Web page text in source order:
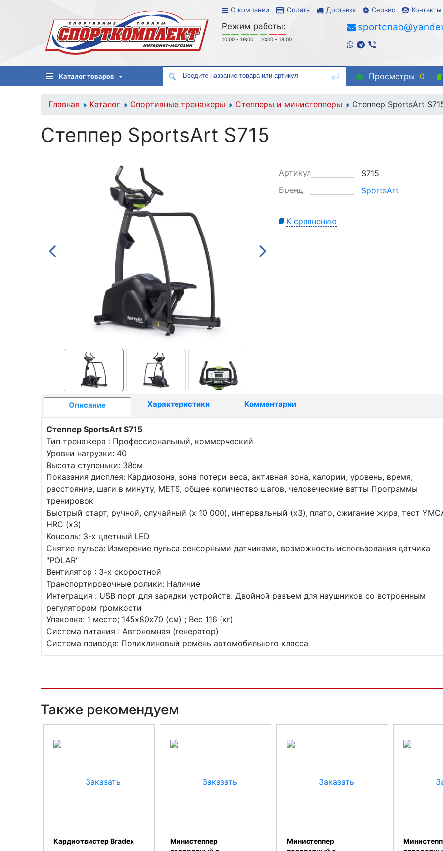
О компании Оплата Доставка Сервис Контакты
Режим работы:
10:00 - 19:00 10:00 - 18:00
Каталог товаров Просмотры 0
Главная Каталог Спортивные тренажеры Степперы и министепперы Степпер SportsArt
Степпер SportsArt S715
Артикул
S715
Бренд
SportsArt
К сравнению
Описание Характеристики Комментарии
Степпер SportsArt S715
Тип тренажера : Профессиональный, коммерческий
Уровни нагрузки: 40
Высота ступеньки: 38см
Показания дисплея: Кардиозона, зона потери веса, активная зона, калории, уровень, время,
расстояние, шаги в минуту, METS, общее количество шагов, человеческие ватты Программы
тренировок
Быстрый старт, ручной, случайный (x 10 000), интервальный (x3), плато, сжигание жира, тест
HRC (x3)
Консоль: 3-х цветный LED
Снятие пульса: Измерение пульса сенсорными датчиками, возможность использования датчика
"POLAR"
Вентилятор : 3-х скоростной
Транспортировочные ролики: Наличие
Интеграция : USB порт для зарядки устройств. Двойной разъем для наушников со встроенным
регулятором громкости
Упаковка: 1 место; 145х80х70 (см) ; Вес 116 (кг)
Система питания : Автономная (генератор)
Система привода: Поликлиновый ремень автомобильного класса
Также рекомендуем
Кардиотвистер Bradex
Министеппер
Министеппер